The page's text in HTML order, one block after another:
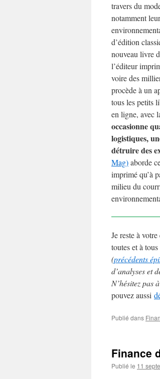
travers du
notamment
d’édition
nouveau livre
l’éditeur
voire des
procède à un
tous les petits
en ligne, avec
occasionne
logistiques,
détruire des
Mag)aborde
imprimé qu’à
milieu du
Je reste à
toutes et à
(précédents
d’analyses et
N’hésitez pas
pouvez aussi
Publié dans
Finance
Publié le 11